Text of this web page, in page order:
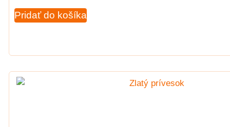
Pridať do košíka